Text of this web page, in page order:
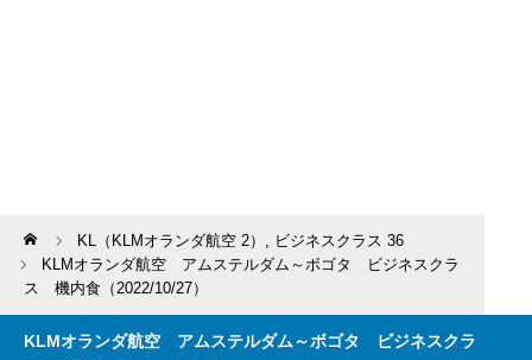
Home KL（KLMオランダ航空 2） , ビジネスクラス 36
KLMオランダ航空 アムステルダム～ボゴタ ビジネスクラ
ス 機内食（2022/10/27）
KLMオランダ航空 アムステルダム～ボゴタ ビジネスクラ